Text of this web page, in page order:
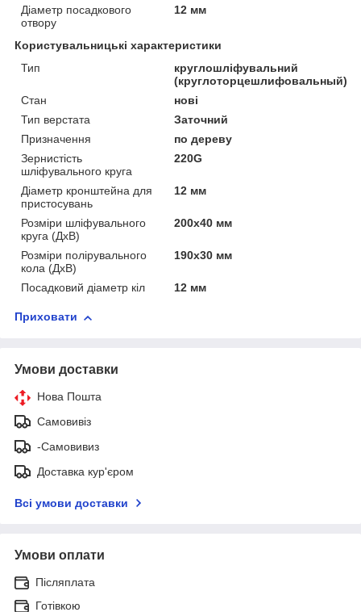
Діаметр посадкового
отвору
12 мм
Користувальницькі характеристики
Тип
круглошліфувальний
(круглоторцешлифовальный)
Стан
нові
Тип верстата
Заточний
Призначення
по дереву
Зернистість
шліфувального круга
220G
Діаметр кронштейна для
пристосувань
12 мм
Розміри шліфувального
круга (ДхВ)
200х40 мм
Розміри полірувального
кола (ДхВ)
190х30 мм
Посадковий діаметр кіл 12 мм
Приховати
Умови доставки
Нова Пошта
Самовивіз
-Самовивиз
Доставка кур'єром
Всі умови доставки
Умови оплати
Післяплата
Готівкою